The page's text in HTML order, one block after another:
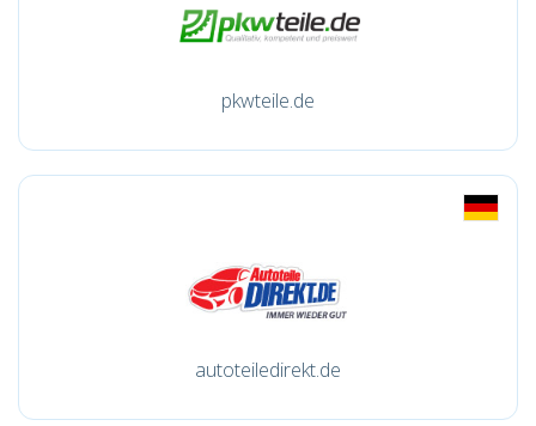
pkwteile.de
autoteiledirekt.de